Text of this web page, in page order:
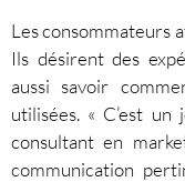
Les consommateurs
Ils désirent des
aussi savoir
utilisées. « C’est un
consultant en
communication